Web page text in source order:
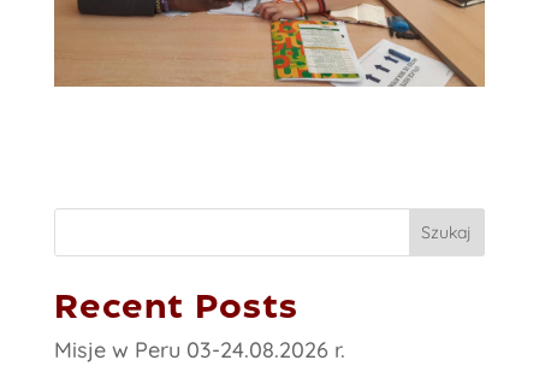
Szukaj
Recent Posts
Misje w Peru 03-24.08.2026 r.